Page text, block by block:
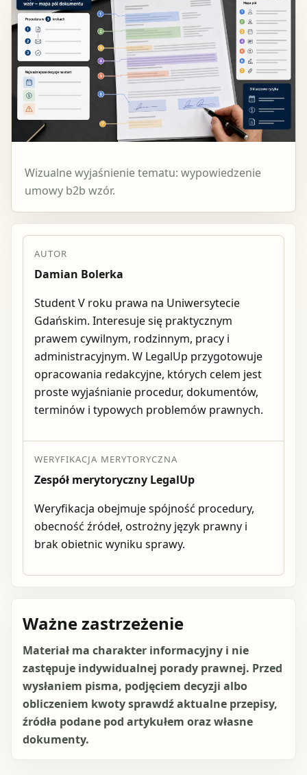
Wizualne wyjaśnienie tematu: wypowiedzenie
umowy b2b wzór.
AUTOR
Damian Bolerka
Student V roku prawa na Uniwersytecie
Gdańskim. Interesuje się praktycznym
prawem cywilnym, rodzinnym, pracy i
administracyjnym. W LegalUp przygotowuje
opracowania redakcyjne, których celem jest
proste wyjaśnianie procedur, dokumentów,
terminów i typowych problemów prawnych.
WERYFIKACJA MERYTORYCZNA
Zespół merytoryczny LegalUp
Weryfikacja obejmuje spójność procedury,
obecność źródeł, ostrożny język prawny i
brak obietnic wyniku sprawy.
Ważne zastrzeżenie
Materiał ma charakter informacyjny i nie
zastępuje indywidualnej porady prawnej. Przed
wysłaniem pisma, podjęciem decyzji albo
obliczeniem kwoty sprawdź aktualne przepisy,
źródła podane pod artykułem oraz własne
dokumenty.